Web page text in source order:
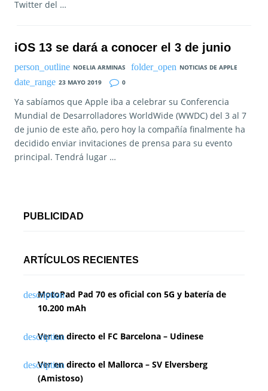
Twitter del …
iOS 13 se dará a conocer el 3 de junio
NOELIA ARMINAS
NOTICIAS DE APPLE
23 MAYO 2019
0
Ya sabíamos que Apple iba a celebrar su Conferencia
Mundial de Desarrolladores WorldWide (WWDC) del 3 al 7
de junio de este año, pero hoy la compañía finalmente ha
decidido enviar invitaciones de prensa para su evento
principal. Tendrá lugar …
PUBLICIDAD
ARTÍCULOS RECIENTES
MotoPad Pad 70 es oficial con 5G y batería de
10.200 mAh
Ver en directo el FC Barcelona – Udinese
Ver en directo el Mallorca – SV Elversberg
(Amistoso)